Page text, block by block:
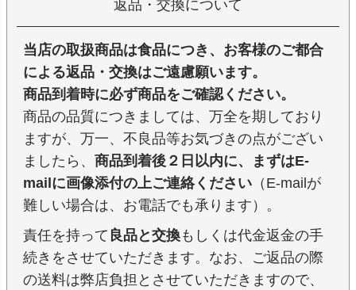
返品・交換について
当店の取扱商品は食品につき、お客様のご都合
による返品・交換はご遠慮願います。
商品到着時に必ず商品をご確認ください。
商品の品質につきましては、万全を期しており
ますが、万一、不良品等お気づきの点がござい
ましたら、 商品到着後２日以内に、まずはE-
mailに画像添付の上ご連絡ください （E-mailが
難しい場合は、お電話でも承ります）。
責任を持って 良品と交換もしくは代金返金の手
続きをさせていただきます。なお、ご返品の際
の送料は弊店負担とさせていただきますので、